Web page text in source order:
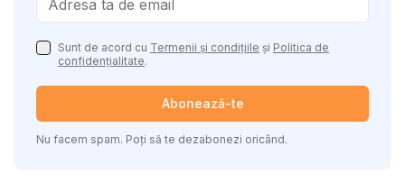
Sunt de acord cu Termenii și condițiile și Politica de
confidențialitate.
Abonează-te
Nu facem spam. Poți să te dezabonezi oricând.